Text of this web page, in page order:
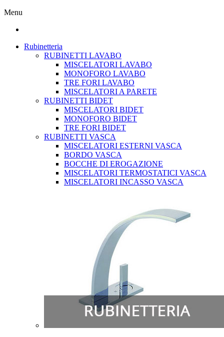
Menu
Rubinetteria
RUBINETTI LAVABO
MISCELATORI LAVABO
MONOFORO LAVABO
TRE FORI LAVABO
MISCELATORI A PARETE
RUBINETTI BIDET
MISCELATORI BIDET
MONOFORO BIDET
TRE FORI BIDET
RUBINETTI VASCA
MISCELATORI ESTERNI VASCA
BORDO VASCA
BOCCHE DI EROGAZIONE
MISCELATORI TERMOSTATICI VASCA
MISCELATORI INCASSO VASCA